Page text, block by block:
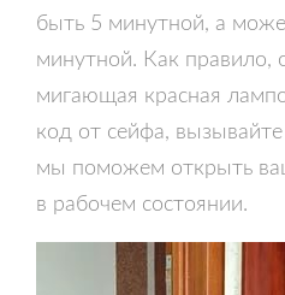
быть 5 минутной, а
минутной. Как правило,
мигающая красная
код от сейфа,
мы поможем открыть
в рабочем состоянии.